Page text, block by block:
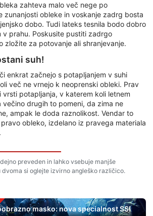
zahteva malo več nege po
zunanjosti obleke in voskanje zadrg bosta
dobo. Tudi lateks tesnila bodo dobro
v prahu. Poskusite pustiti zadrgo
zložite za potovanje ali shranjevanje.
suh!
enkrat začnejo s potapljanjem v suhi
več ne vrnejo k neoprenski obleki. Prav
vrsti potapljanja, v katerem koli letnem
večino drugih to pomeni, da zima ne
ampak le doda raznolikost. Vendar to
obleko, izdelano iz pravega materiala
preveden in lahko vsebuje manjše
dvoma si oglejte izvirno angleško različico.
masko: nova specialnost SSI